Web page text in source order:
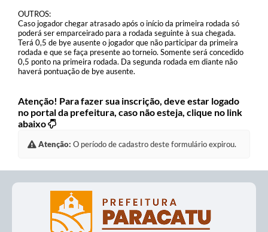
OUTROS:
Caso jogador chegar atrasado após o início da primeira rodada só
poderá ser emparceirado para a rodada seguinte à sua chegada.
Terá 0,5 de bye ausente o jogador que não participar da primeira
rodada e que se faça presente ao torneio. Somente será concedido
0,5 ponto na primeira rodada. Da segunda rodada em diante não
haverá pontuação de bye ausente.
Atenção! Para fazer sua inscrição, deve estar logado
no portal da prefeitura, caso não esteja, clique no link
abaixo
Atenção: O período de cadastro deste formulário expirou.